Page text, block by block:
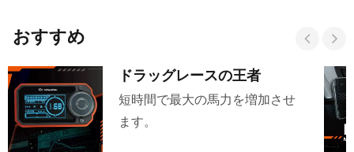
おすすめ
ドラッグレースの王者
短時間で最大の馬力を増加させ
ます。